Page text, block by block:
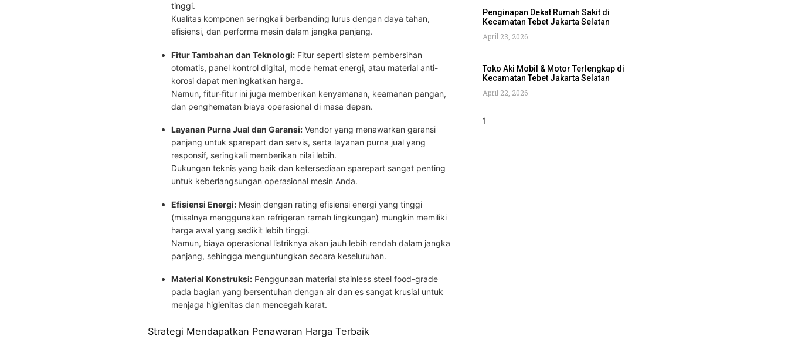
tinggi.
Kualitas komponen seringkali berbanding lurus dengan daya tahan,
efisiensi, dan performa mesin dalam jangka panjang.
Fitur Tambahan dan Teknologi: Fitur seperti sistem pembersihan
otomatis, panel kontrol digital, mode hemat energi, atau material anti-
korosi dapat meningkatkan harga.
Namun, fitur-fitur ini juga memberikan kenyamanan, keamanan pangan,
dan penghematan biaya operasional di masa depan.
Layanan Purna Jual dan Garansi: Vendor yang menawarkan garansi
panjang untuk sparepart dan servis, serta layanan purna jual yang
responsif, seringkali memberikan nilai lebih.
Dukungan teknis yang baik dan ketersediaan sparepart sangat penting
untuk keberlangsungan operasional mesin Anda.
Efisiensi Energi: Mesin dengan rating efisiensi energi yang tinggi
(misalnya menggunakan refrigeran ramah lingkungan) mungkin memiliki
harga awal yang sedikit lebih tinggi.
Namun, biaya operasional listriknya akan jauh lebih rendah dalam jangka
panjang, sehingga menguntungkan secara keseluruhan.
Material Konstruksi: Penggunaan material stainless steel food-grade
pada bagian yang bersentuhan dengan air dan es sangat krusial untuk
menjaga higienitas dan mencegah karat.
Strategi Mendapatkan Penawaran Harga Terbaik
Penginapan Dekat Rumah Sakit di
Kecamatan Tebet Jakarta Selatan
April 23, 2026
Toko Aki Mobil & Motor Terlengkap di
Kecamatan Tebet Jakarta Selatan
April 22, 2026